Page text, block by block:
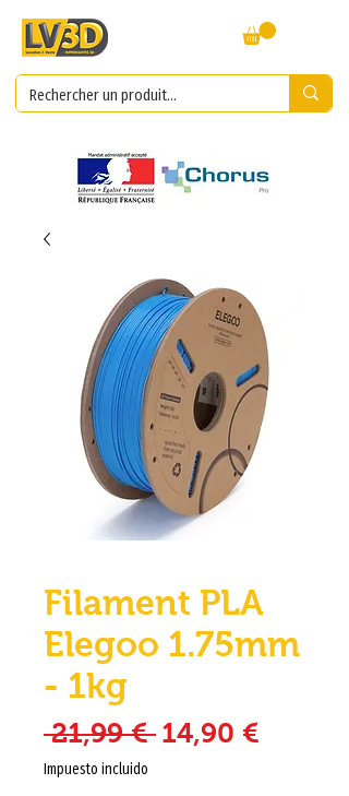
Filament PLA
Elegoo 1.75mm
- 1kg
21,99 € Precio
14,90 €
Impuesto incluido